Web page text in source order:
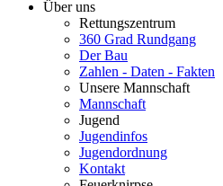
Über uns
Rettungszentrum
360 Grad Rundgang
Der Bau
Zahlen - Daten - Fakten
Unsere Mannschaft
Mannschaft
Jugend
Jugendinfos
Jugendordnung
Kontakt